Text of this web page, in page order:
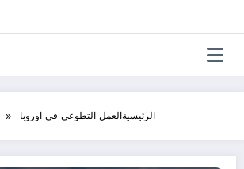
الرئيسيةالعمل التطوعي في اوروبا 2025